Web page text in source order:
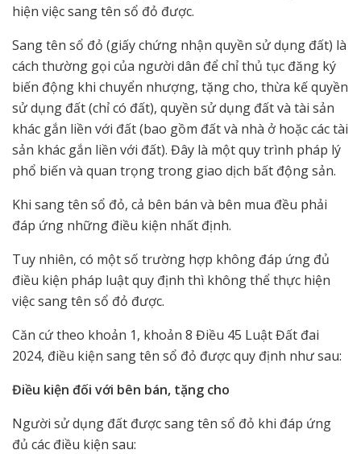
hiện việc sang tên sổ đỏ được.
Sang tên sổ đỏ (giấy chứng nhận quyền sử dụng đất) là
cách thường gọi của người dân để chỉ thủ tục đăng ký
biến động khi chuyển nhượng, tặng cho, thừa kế quyền
sử dụng đất (chỉ có đất), quyền sử dụng đất và tài sản
khác gắn liền với đất (bao gồm đất và nhà ở hoặc các tài
sản khác gắn liền với đất). Đây là một quy trình pháp lý
phổ biến và quan trọng trong giao dịch bất động sản.
Khi sang tên sổ đỏ, cả bên bán và bên mua đều phải
đáp ứng những điều kiện nhất định.
Tuy nhiên, có một số trường hợp không đáp ứng đủ
điều kiện pháp luật quy định thì không thể thực hiện
việc sang tên sổ đỏ được.
Căn cứ theo khoản 1, khoản 8 Điều 45 Luật Đất đai
2024, điều kiện sang tên sổ đỏ được quy định như sau:
Điều kiện đối với bên bán, tặng cho
Người sử dụng đất được sang tên sổ đỏ khi đáp ứng
đủ các điều kiện sau: